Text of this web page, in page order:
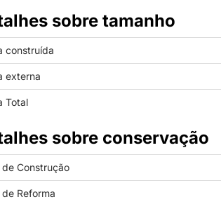
sobre tamanho
construída
externa
Total
sobre conservação
de Construção
de Reforma